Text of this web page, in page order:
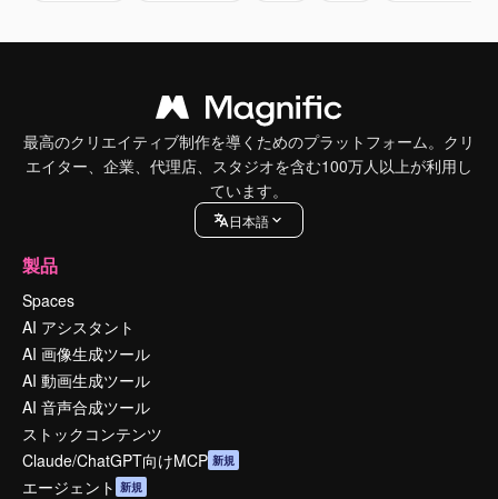
最高のクリエイティブ制作を導くためのプラットフォーム。クリ
エイター、企業、代理店、スタジオを含む100万人以上が利用し
ています。
日本語
製品
Spaces
AI アシスタント
AI 画像生成ツール
AI 動画生成ツール
AI 音声合成ツール
ストックコンテンツ
Claude/ChatGPT向けMCP 新規
エージェント 新規